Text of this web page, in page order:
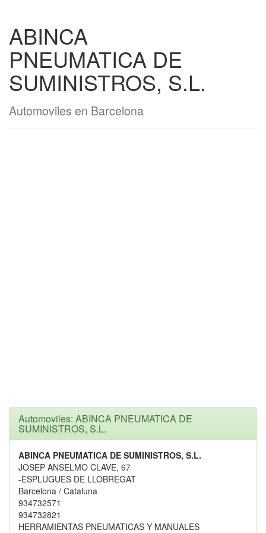
ABINCA
PNEUMATICA DE
SUMINISTROS, S.L.
Automoviles en Barcelona
Automoviles: ABINCA PNEUMATICA DE
SUMINISTROS, S.L.
ABINCA PNEUMATICA DE SUMINISTROS, S.L.
JOSEP ANSELMO CLAVE, 67
-ESPLUGUES DE LLOBREGAT
Barcelona / Cataluna
934732571
934732821
HERRAMIENTAS PNEUMATICAS Y MANUALES